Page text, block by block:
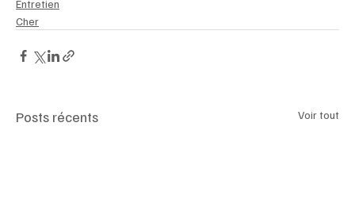
Entretien
Cher
Posts récents Voir tout